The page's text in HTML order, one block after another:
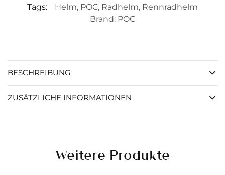
Tags:
Helm, POC, Radhelm, Rennradhelm
Brand: POC
BESCHREIBUNG
ZUSÄTZLICHE INFORMATIONEN
Weitere Produkte